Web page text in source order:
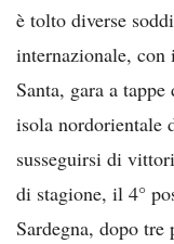
è tolto diverse
internazionale, con
Santa, gara a
isola nordorientale
susseguirsi di
di stagione, il 4°
Sardegna, dopo tre